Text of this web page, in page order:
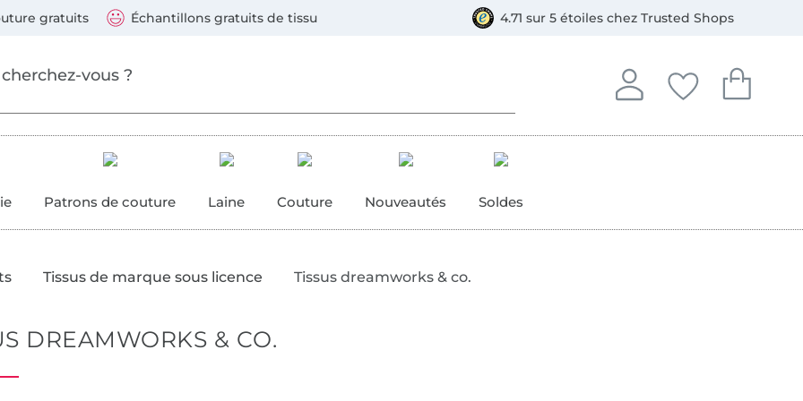
gratuits Échantillons gratuits de tissu 4.71 sur 5 étoiles chez Trusted Shops
Se connecter
Se connecter à votre
Mes favoris
Vous avez
Mon
Vous avez
Patrons de couture Laine Couture Nouveautés Soldes
Tissus de marque sous licence Tissus dreamworks & co.
DREAMWORKS & CO.
suivants : Visa, Mastercard, Carte bleue, PayPal, Virement, Bancontact